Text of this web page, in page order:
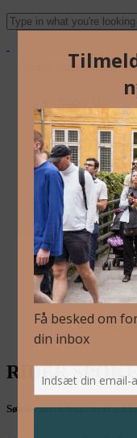
Archive
Newsletter
Contact
English
Danish
About Us
Archive
Newsletter
Contact
English
Danish
RIDER
Søndermarkskvarteret //